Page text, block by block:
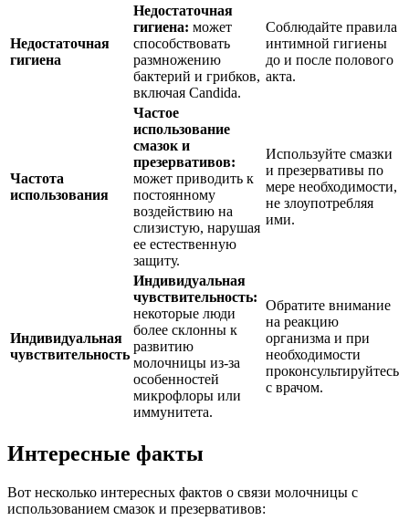
Недостаточная
гигиена
Недостаточная
гигиена: может
способствовать
размножению
бактерий и грибков,
включая Candida.
Соблюдайте правила
интимной гигиены
до и после полового
акта.
Частота
использования
Частое
использование
смазок и
презервативов:
может приводить к
постоянному
воздействию на
слизистую, нарушая
ее естественную
защиту.
Используйте смазки
и презервативы по
мере необходимости,
не злоупотребляя
ими.
Индивидуальная
чувствительность
Индивидуальная
чувствительность:
некоторые люди
более склонны к
развитию
молочницы из-за
особенностей
микрофлоры или
иммунитета.
Обратите внимание
на реакцию
организма и при
необходимости
проконсультируйтесь
с врачом.
Интересные факты
Вот несколько интересных фактов о связи молочницы с
использованием смазок и презервативов: